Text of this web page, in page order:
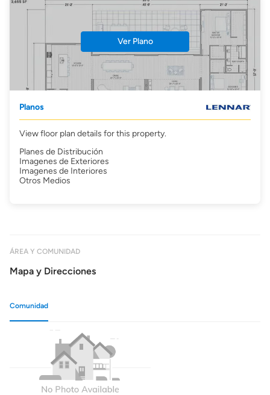
Ver Plano
Planos
View floor plan details for this property.
Planes de Distribución
Imagenes de Exteriores
Imagenes de Interiores
Otros Medios
ÁREA Y COMUNIDAD
Mapa y Direcciones
Comunidad